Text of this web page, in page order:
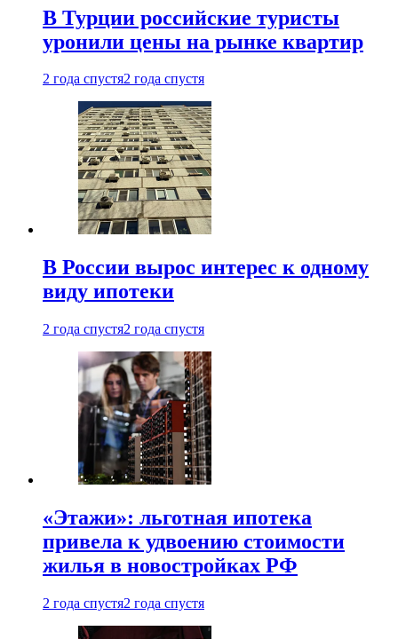
В Турции российские туристы
уронили цены на рынке квартир
2 года спустя2 года спустя
В России вырос интерес к одному
виду ипотеки
2 года спустя2 года спустя
«Этажи»: льготная ипотека
привела к удвоению стоимости
жилья в новостройках РФ
2 года спустя2 года спустя